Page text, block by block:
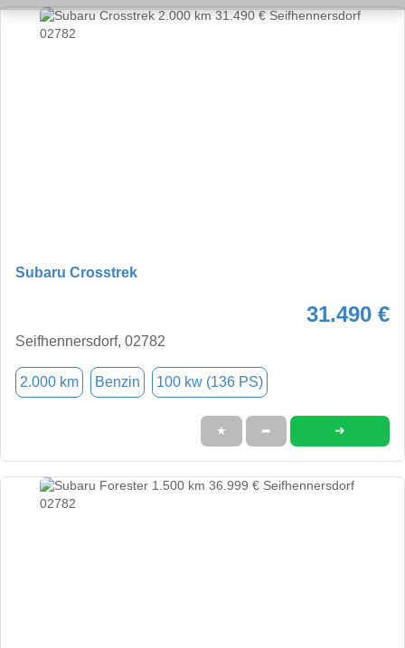
Subaru Crosstrek
31.490 €
Seifhennersdorf, 02782
2.000 km Benzin 100 kw (136 PS)
★ ➦ ➜